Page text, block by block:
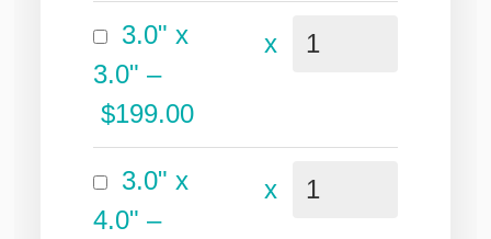
3.0" x
3.0" –
$199.00
x
3.0" x
4.0" –
x